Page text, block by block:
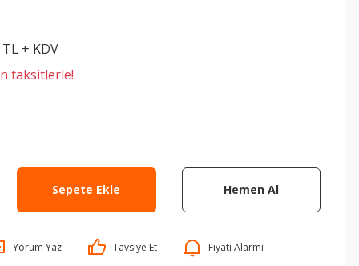
+ KDV
taksitlerle!
Sepete Ekle Hemen Al
Yorum Yaz Tavsiye Et Fiyatı Alarmı